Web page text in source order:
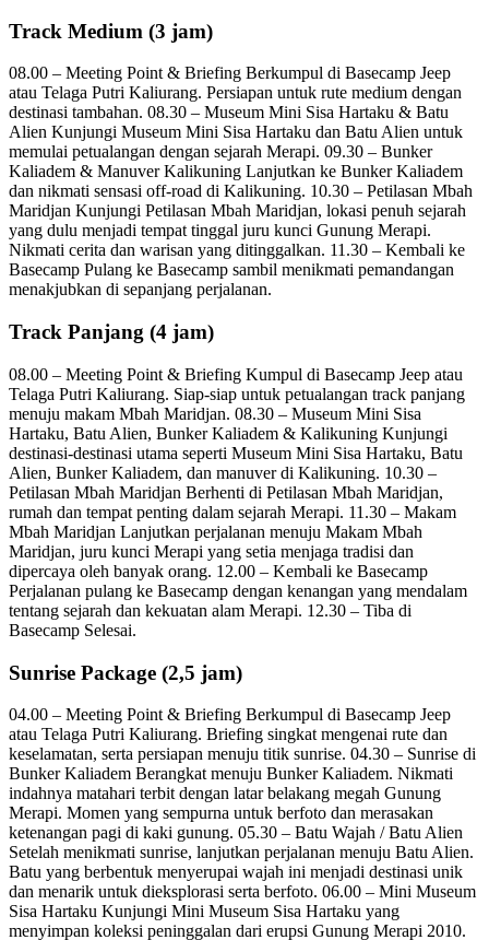
Track Medium (3 jam)
08.00 – Meeting Point & Briefing Berkumpul di Basecamp Jeep
atau Telaga Putri Kaliurang. Persiapan untuk rute medium dengan
destinasi tambahan. 08.30 – Museum Mini Sisa Hartaku & Batu
Alien Kunjungi Museum Mini Sisa Hartaku dan Batu Alien untuk
memulai petualangan dengan sejarah Merapi. 09.30 – Bunker
Kaliadem & Manuver Kalikuning Lanjutkan ke Bunker Kaliadem
dan nikmati sensasi off-road di Kalikuning. 10.30 – Petilasan Mbah
Maridjan Kunjungi Petilasan Mbah Maridjan, lokasi penuh sejarah
yang dulu menjadi tempat tinggal juru kunci Gunung Merapi.
Nikmati cerita dan warisan yang ditinggalkan. 11.30 – Kembali ke
Basecamp Pulang ke Basecamp sambil menikmati pemandangan
menakjubkan di sepanjang perjalanan.
Track Panjang (4 jam)
08.00 – Meeting Point & Briefing Kumpul di Basecamp Jeep atau
Telaga Putri Kaliurang. Siap-siap untuk petualangan track panjang
menuju makam Mbah Maridjan. 08.30 – Museum Mini Sisa
Hartaku, Batu Alien, Bunker Kaliadem & Kalikuning Kunjungi
destinasi-destinasi utama seperti Museum Mini Sisa Hartaku, Batu
Alien, Bunker Kaliadem, dan manuver di Kalikuning. 10.30 –
Petilasan Mbah Maridjan Berhenti di Petilasan Mbah Maridjan,
rumah dan tempat penting dalam sejarah Merapi. 11.30 – Makam
Mbah Maridjan Lanjutkan perjalanan menuju Makam Mbah
Maridjan, juru kunci Merapi yang setia menjaga tradisi dan
dipercaya oleh banyak orang. 12.00 – Kembali ke Basecamp
Perjalanan pulang ke Basecamp dengan kenangan yang mendalam
tentang sejarah dan kekuatan alam Merapi. 12.30 – Tiba di
Basecamp Selesai.
Sunrise Package (2,5 jam)
04.00 – Meeting Point & Briefing Berkumpul di Basecamp Jeep
atau Telaga Putri Kaliurang. Briefing singkat mengenai rute dan
keselamatan, serta persiapan menuju titik sunrise. 04.30 – Sunrise di
Bunker Kaliadem Berangkat menuju Bunker Kaliadem. Nikmati
indahnya matahari terbit dengan latar belakang megah Gunung
Merapi. Momen yang sempurna untuk berfoto dan merasakan
ketenangan pagi di kaki gunung. 05.30 – Batu Wajah / Batu Alien
Setelah menikmati sunrise, lanjutkan perjalanan menuju Batu Alien.
Batu yang berbentuk menyerupai wajah ini menjadi destinasi unik
dan menarik untuk dieksplorasi serta berfoto. 06.00 – Mini Museum
Sisa Hartaku Kunjungi Mini Museum Sisa Hartaku yang
menyimpan koleksi peninggalan dari erupsi Gunung Merapi 2010.